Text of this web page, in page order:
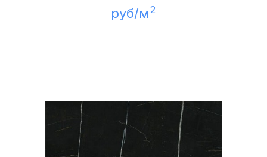
руб/м2